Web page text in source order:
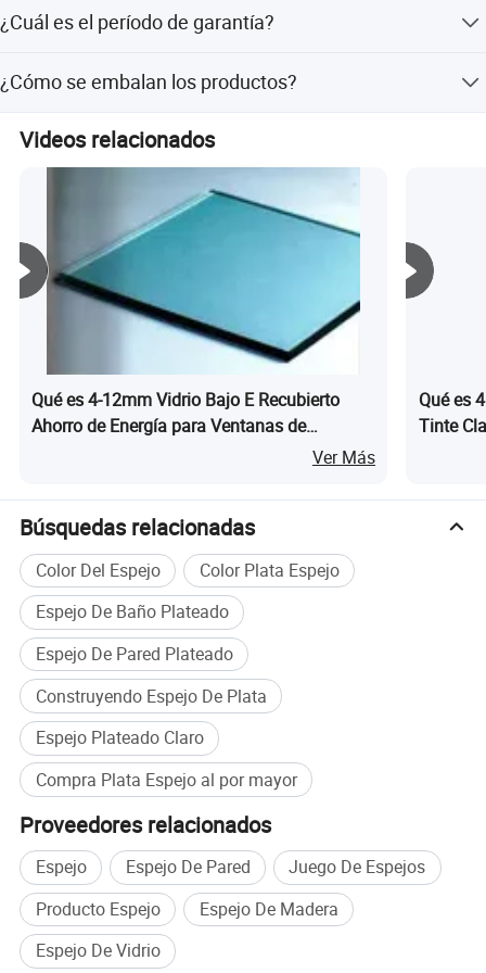
Tamaño:
1. Espejo de aluminio
Tamaño: 600x900, 500x700 1830x1220, 1650x2200,
Revestimiento: Doble y solo
La pintura color: gris, verde, blanco, rojo
2. Espejo de plata
2mm de espesor: -6mm
Tamaño: 1830x1220, 1830x2440, 3300x2134, 3050x2134,
1650x2200.
Doble revestimiento;
Pintura: Gris, verde, blanco
CE, SGS, AS/NZS2208:1996 y EN12150.
¿Cuál es el período de garantía?
años para nuestros productos.
¿Cómo se embalan los productos?
para el transporte marítimo o en cajas de contrachapado,
con intercalación de polvo o papel, y con seguro de
Videos relacionados
Qué es 4-12mm Vidrio Bajo E Recubierto
Ahorro de Energía para Ventanas de
Ver Más
Qué es
Tinte
Búsquedas relacionadas
Color Del Espejo
Color Plata Espejo
Espejo De Baño Plateado
Espejo De Pared Plateado
Construyendo Espejo De Plata
Espejo Plateado Claro
Compra Plata Espejo al por mayor
Proveedores relacionados
Espejo Espejo De Pared
Juego De Espejos
Producto Espejo
Espejo De Madera
Espejo De Vidrio